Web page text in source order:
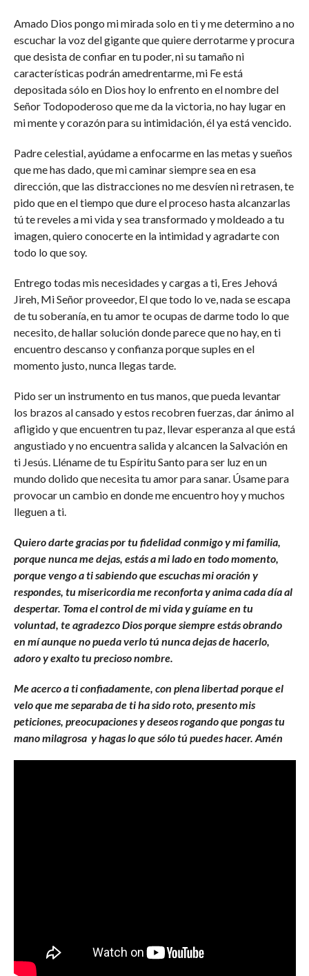
Amado Dios pongo mi mirada solo en ti y me determino a no
escuchar la voz del gigante que quiere derrotarme y procura
que desista de confiar en tu poder, ni su tamaño ni
características podrán amedrentarme, mi Fe está
depositada sólo en Dios hoy lo enfrento en el nombre del
Señor Todopoderoso que me da la victoria, no hay lugar en
mi mente y corazón para su intimidación, él ya está vencido.
Padre celestial, ayúdame a enfocarme en las metas y sueños
que me has dado, que mi caminar siempre sea en esa
dirección, que las distracciones no me desvíen ni retrasen, te
pido que en el tiempo que dure el proceso hasta alcanzarlas
tú te reveles a mi vida y sea transformado y moldeado a tu
imagen, quiero conocerte en la intimidad y agradarte con
todo lo que soy.
Entrego todas mis necesidades y cargas a ti, Eres Jehová
Jireh, Mi Señor proveedor, El que todo lo ve, nada se escapa
de tu soberanía, en tu amor te ocupas de darme todo lo que
necesito, de hallar solución donde parece que no hay, en ti
encuentro descanso y confianza porque suples en el
momento justo, nunca llegas tarde.
Pido ser un instrumento en tus manos, que pueda levantar
los brazos al cansado y estos recobren fuerzas, dar ánimo al
afligido y que encuentren tu paz, llevar esperanza al que está
angustiado y no encuentra salida y alcancen la Salvación en
ti Jesús. Lléname de tu Espíritu Santo para ser luz en un
mundo dolido que necesita tu amor para sanar. Úsame para
provocar un cambio en donde me encuentro hoy y muchos
lleguen a ti.
Quiero darte gracias por tu fidelidad conmigo y mi familia,
porque nunca me dejas, estás a mi lado en todo momento,
porque vengo a ti sabiendo que escuchas mi oración y
respondes, tu misericordia me reconforta y anima cada día al
despertar. Toma el control de mi vida y guíame en tu
voluntad, te agradezco Dios porque siempre estás obrando
en mí aunque no pueda verlo tú nunca dejas de hacerlo,
adoro y exalto tu precioso nombre.
Me acerco a ti confiadamente, con plena libertad porque el
velo que me separaba de ti ha sido roto, presento mis
peticiones, preocupaciones y deseos rogando que pongas tu
mano milagrosa y hagas lo que sólo tú puedes hacer. Amén